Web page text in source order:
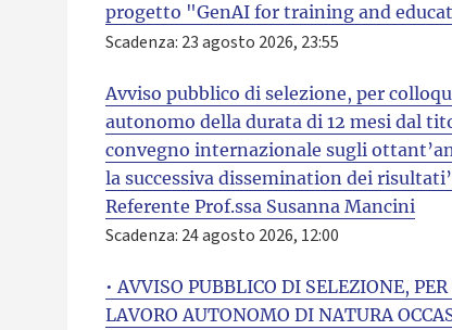
progetto "GenAI for training and
Scadenza: 23 agosto 2026, 23:55
Avviso pubblico di selezione, per
autonomo della durata di 12 mesi dal
convegno internazionale sugli
la successiva dissemination dei
Referente Prof.ssa Susanna Mancini
Scadenza: 24 agosto 2026, 12:00
• AVVISO PUBBLICO DI SELEZIONE,
LAVORO AUTONOMO DI NATURA